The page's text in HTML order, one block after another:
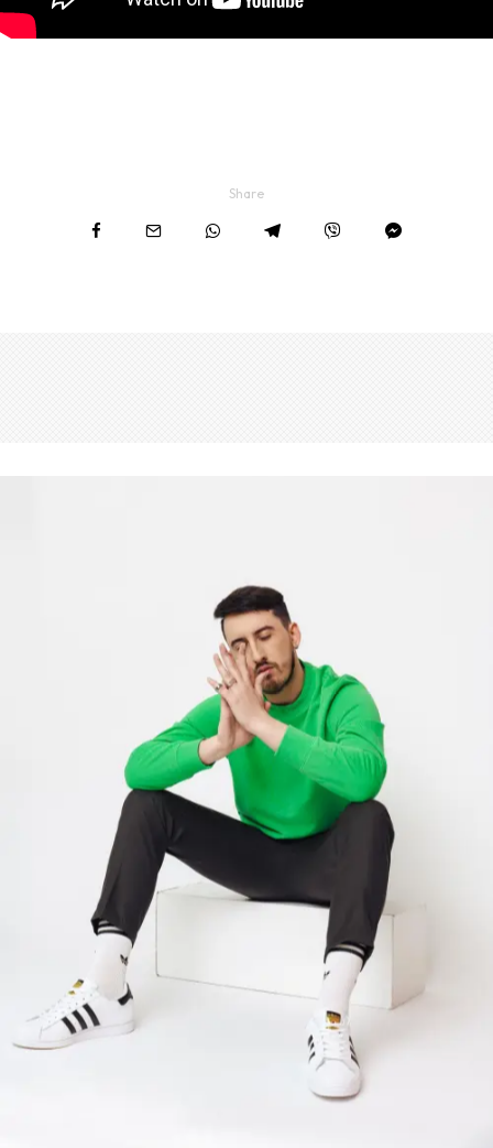
Share